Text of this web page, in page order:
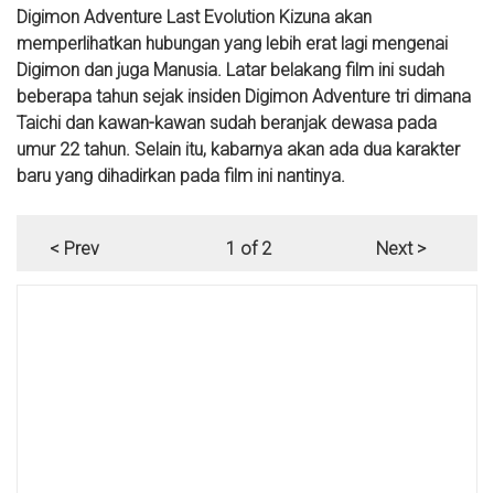
Digimon Adventure Last Evolution Kizuna akan
memperlihatkan hubungan yang lebih erat lagi mengenai
Digimon dan juga Manusia. Latar belakang film ini sudah
beberapa tahun sejak insiden Digimon Adventure tri dimana
Taichi dan kawan-kawan sudah beranjak dewasa pada
umur 22 tahun. Selain itu, kabarnya akan ada dua karakter
baru yang dihadirkan pada film ini nantinya.
< Prev 1 of 2 Next >